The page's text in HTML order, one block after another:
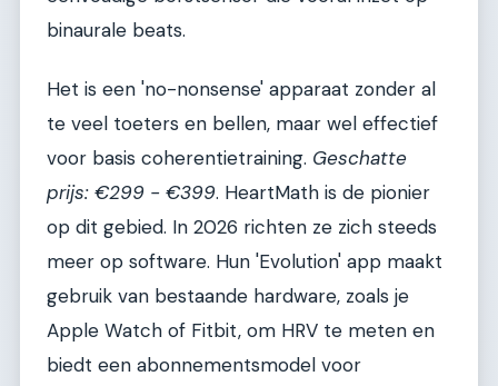
binaurale beats.
Het is een 'no-nonsense' apparaat zonder al
te veel toeters en bellen, maar wel effectief
voor basis coherentietraining. Geschatte
prijs: €299 - €399. HeartMath is de pionier
op dit gebied. In 2026 richten ze zich steeds
meer op software. Hun 'Evolution' app maakt
gebruik van bestaande hardware, zoals je
Apple Watch of Fitbit, om HRV te meten en
biedt een abonnementsmodel voor